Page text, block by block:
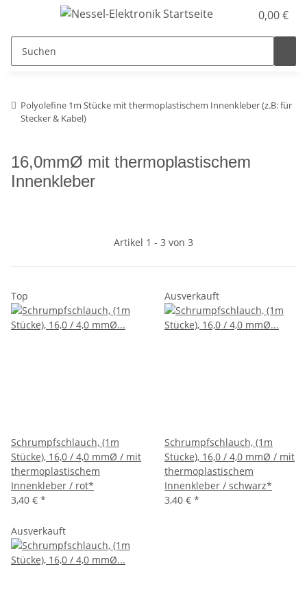
0,00 €
Polyolefine 1m Stücke mit thermoplastischem Innenkleber (z.B: für
Stecker & Kabel)
16,0mmØ mit thermoplastischem
Innenkleber
Artikel 1 - 3 von 3
Top
Schrumpfschlauch, (1m
Stücke), 16,0 / 4,0 mmØ / mit
thermoplastischem
Innenkleber / rot*
3,40 € *
Ausverkauft
Schrumpfschlauch, (1m
Stücke), 16,0 / 4,0 mmØ / mit
thermoplastischem
Innenkleber / schwarz*
3,40 € *
Ausverkauft